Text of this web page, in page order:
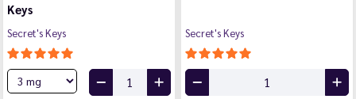
Keys
Secret's Keys Secret's Keys